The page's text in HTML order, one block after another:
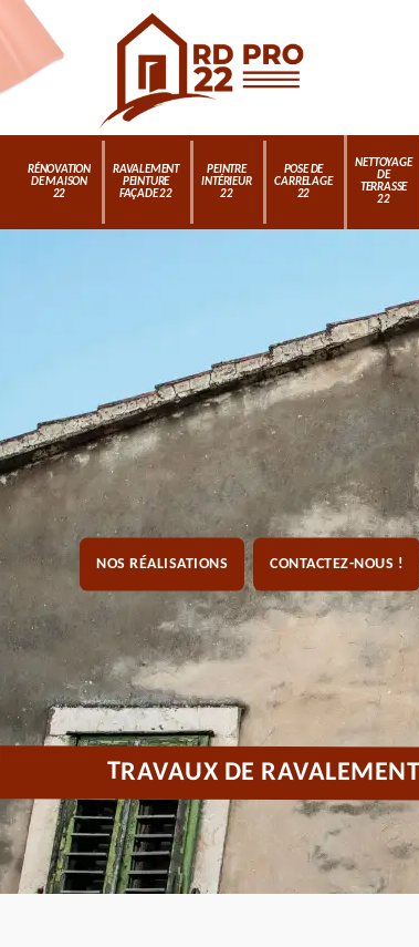
RÉNOVATION
DE MAISON
22
RAVALEMENT
PEINTURE
FAÇADE 22
PEINTRE
INTÉRIEUR
22
POSE DE
CARRELAGE
22
NETTOYAGE
DE
TERRASSE
22
NOS RÉALISATIONS CONTACTEZ-NOUS !
TRAVAUX DE